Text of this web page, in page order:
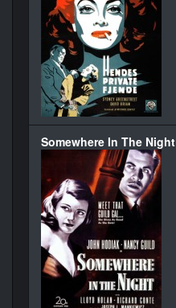
Somewhere In The Night